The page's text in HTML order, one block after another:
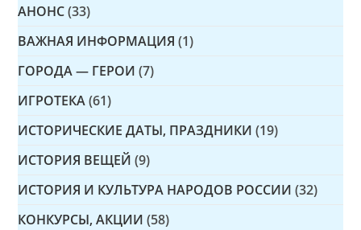
АНОНС (33)
ВАЖНАЯ ИНФОРМАЦИЯ (1)
ГОРОДА — ГЕРОИ (7)
ИГРОТЕКА (61)
ИСТОРИЧЕСКИЕ ДАТЫ, ПРАЗДНИКИ (19)
ИСТОРИЯ ВЕЩЕЙ (9)
ИСТОРИЯ И КУЛЬТУРА НАРОДОВ РОССИИ (32)
КОНКУРСЫ, АКЦИИ (58)